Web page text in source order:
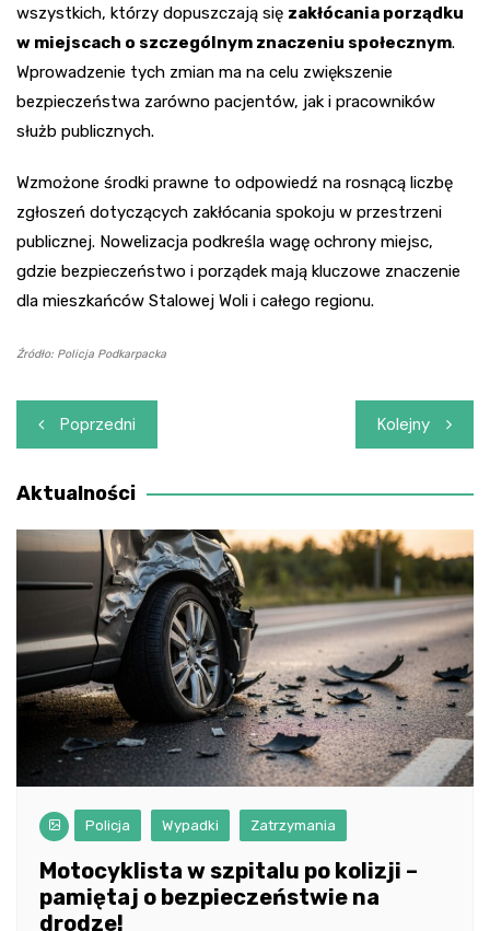
wszystkich, którzy dopuszczają się zakłócania porządku
w miejscach o szczególnym znaczeniu społecznym.
Wprowadzenie tych zmian ma na celu zwiększenie
bezpieczeństwa zarówno pacjentów, jak i pracowników
służb publicznych.
Wzmożone środki prawne to odpowiedź na rosnącą liczbę
zgłoszeń dotyczących zakłócania spokoju w przestrzeni
publicznej. Nowelizacja podkreśla wagę ochrony miejsc,
gdzie bezpieczeństwo i porządek mają kluczowe znaczenie
dla mieszkańców Stalowej Woli i całego regionu.
Źródło: Policja Podkarpacka
Nawigacja
wpisu
Poprzedni Kolejny
Aktualności
Policja Wypadki Zatrzymania
Motocyklista w szpitalu po kolizji –
pamiętaj o bezpieczeństwie na
drodze!